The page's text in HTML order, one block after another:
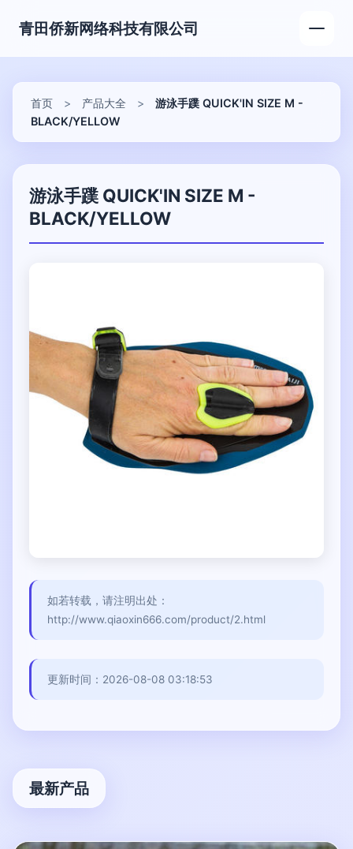
青田侨新网络科技有限公司
首页 > 产品大全 >
游泳手蹼 QUICK'IN SIZE M -
BLACK/YELLOW
游泳手蹼 QUICK'IN SIZE M -
BLACK/YELLOW
如若转载，请注明出处：
http://www.qiaoxin666.com/product/2.html
更新时间：2026-08-08 03:18:53
最新产品